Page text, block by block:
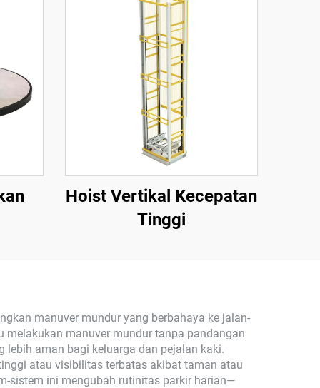
Hoist Vertikal Kecepatan
Tinggi
manuver mundur yang berbahaya ke jalan-
manuver mundur tanpa pandangan
aman bagi keluarga dan pejalan kaki.
atau visibilitas terbatas akibat taman atau
sistem ini mengubah rutinitas parkir harian—